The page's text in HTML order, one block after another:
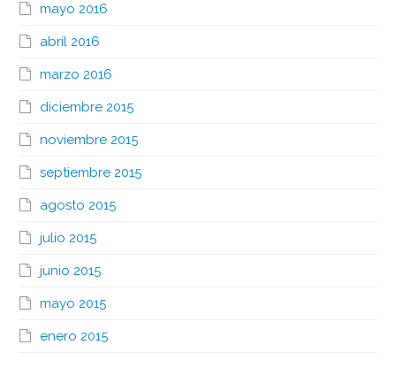
mayo 2016
abril 2016
marzo 2016
diciembre 2015
noviembre 2015
septiembre 2015
agosto 2015
julio 2015
junio 2015
mayo 2015
enero 2015